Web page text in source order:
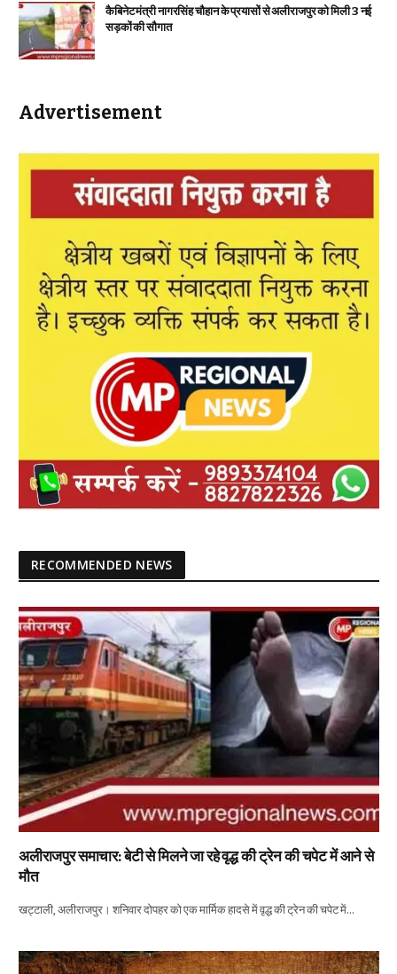
कैबिनेट मंत्री नागरसिंह चौहान के प्रयासों से अलीराजपुर को मिली 3 नई
सड़कों की सौगात
Advertisement
RECOMMENDED NEWS
अलीराजपुर समाचार: बेटी से मिलने जा रहे वृद्ध की ट्रेन की चपेट में आने से
मौत
खट्टाली, अलीराजपुर। शनिवार दोपहर को एक मार्मिक हादसे में वृद्ध की ट्रेन की चपेट में…